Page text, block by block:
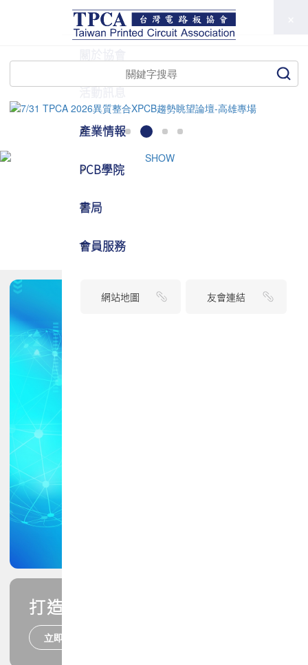
打造您的PCB專業技能
立即報名
TPCA
活動訊息
產業情報
PCB學院
書局
會員服務
網站地圖 友會連結